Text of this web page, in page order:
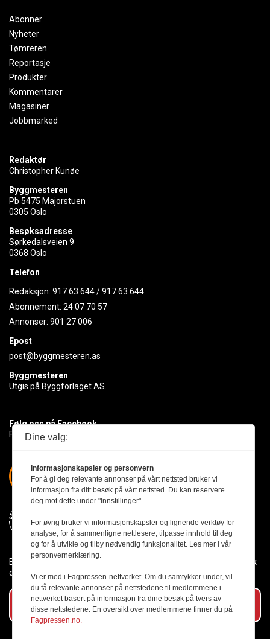
Abonner
Nyheter
Tømreren
Reportasje
Produkter
Kommentarer
Magasiner
Jobbmarked
Redaktør
Christopher Kunøe
Byggmesteren
Pb 5475 Majorstuen
0305 Oslo
Besøksadresse
Sørkedalsveien 9
0368 Oslo
Telefon
Redaksjon: 917 63 644/917 63 644
Abonnement: 24 07 70 57
Annonser: 901 27 006
Epost
post@byggmesteren.as
Byggmesteren
Utgis på Byggforlaget AS.
Følg oss på Facebook
Få med deg det siste innen byggebransjen
Byggmesteren følger Vær Varsom-plakaten og presseetikken slik
den er nedfelt i Redaktørplakaten.
Abonner på vårt nyhetsbrev
Dine valg:
Informasjonskapsler og personvern
For å gi deg relevante annonser på vårt nettsted bruker vi
informasjon fra ditt besøk på vårt nettsted. Du kan reservere
deg mot dette under "Innstillinger".
For øvrig bruker vi informasjonskapsler og lignende verktøy for
analyse, for å sammenligne nettlesere, tilpasse innhold til deg
og for å utvikle og tilby nødvendig funksjonalitet. Les mer i vår
personvernerklæring.
Vi er med i Fagpressen-nettverket. Om du samtykker under, vil
du få relevante annonser på nettstedene til medlemmene i
nettverket basert på informasjon fra dine besøk på tvers av
disse nettstedene. En oversikt over medlemmene finner du på
Fagpressen.no.